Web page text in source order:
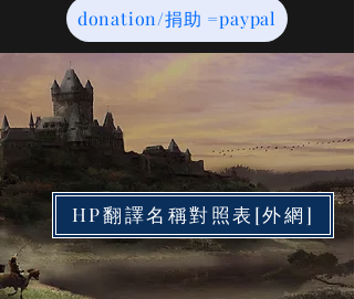
donation/捐助 =paypal
HP翻譯名稱對照表[外網]